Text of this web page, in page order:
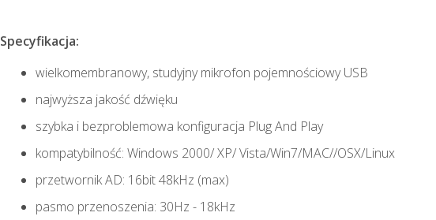
Specyfikacja:
wielkomembranowy, studyjny mikrofon pojemnościowy USB
najwyższa jakość dźwięku
szybka i bezproblemowa konfiguracja Plug And Play
kompatybilność: Windows 2000/ XP/ Vista/Win7/MAC//OSX/Linux
przetwornik AD: 16bit 48kHz (max)
pasmo przenoszenia: 30Hz - 18kHz